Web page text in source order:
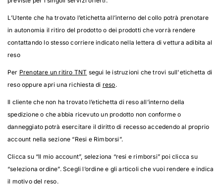
L’Utente che ha trovato l’etichetta all’interno del collo potrà prenotare
in autonomia il ritiro del prodotto o dei prodotti che vorrà rendere
contattando lo stesso corriere indicato nella lettera di vettura adibita al
reso
Per Prenotare un ritiro TNT segui le istruzioni che trovi sull'etichetta di
reso oppure apri una richiesta di reso.
Il cliente che non ha trovato l’etichetta di reso all’interno della
spedizione o che abbia ricevuto un prodotto non conforme o
danneggiato potrà esercitare il diritto di recesso accedendo al proprio
account nella sezione “Resi e Rimborsi”.
Clicca su “Il mio account”, seleziona “resi e rimborsi” poi clicca su
“seleziona ordine”. Scegli l’ordine e gli articoli che vuoi rendere e indica
il motivo del reso.